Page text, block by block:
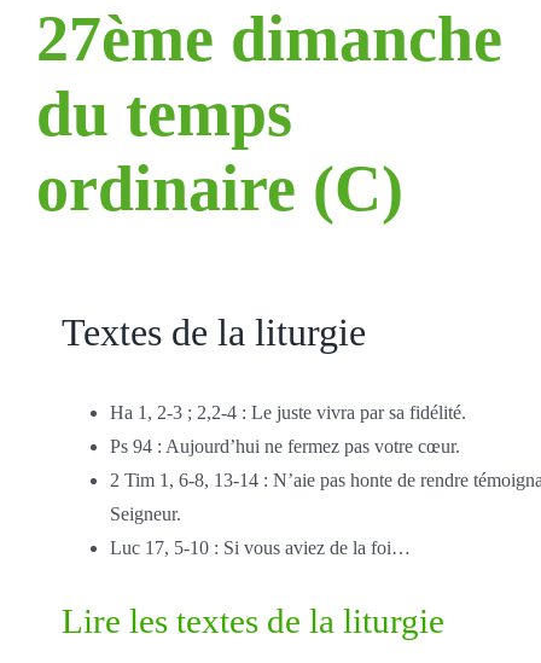
27ème dimanche
du temps
ordinaire (C)
Textes de la liturgie
Ha 1, 2-3 ; 2,2-4 : Le juste vivra par sa fidélité.
Ps 94 : Aujourd’hui ne fermez pas votre cœur.
2 Tim 1, 6-8, 13-14 : N’aie pas honte de rendre
Seigneur.
Luc 17, 5-10 : Si vous aviez de la foi…
Lire les textes de la liturgie